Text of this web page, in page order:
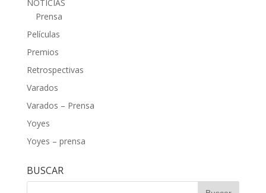
NOTICIAS
Prensa
Películas
Premios
Retrospectivas
Varados
Varados – Prensa
Yoyes
Yoyes – prensa
BUSCAR